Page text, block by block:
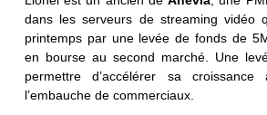
dans les serveurs de streaming vidéo
printemps par une levée de fonds de
en bourse au second marché. Une
permettre d’accélérer sa croissance
l’embauche de commerciaux.